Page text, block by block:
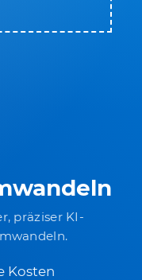
präziser KI-
Kosten